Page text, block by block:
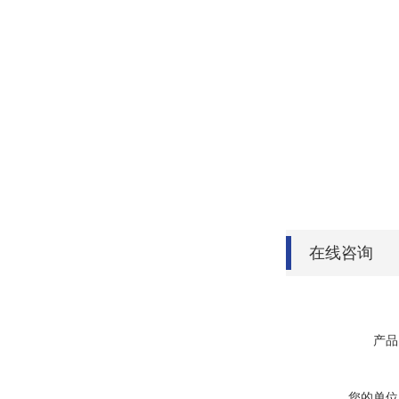
在线咨询
产